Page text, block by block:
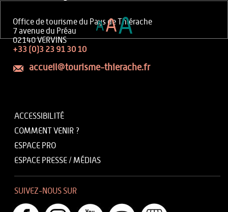
Office de tourisme du Pays de Thiérache
7 avenue du Préau
02140 VERVINS
+33 (0)3 23 91 30 10
accueil@tourisme-thierache.fr
ACCESSIBILITÉ
COMMENT VENIR ?
ESPACE PRO
ESPACE PRESSE / MÉDIAS
SUIVEZ-NOUS SUR
AAA